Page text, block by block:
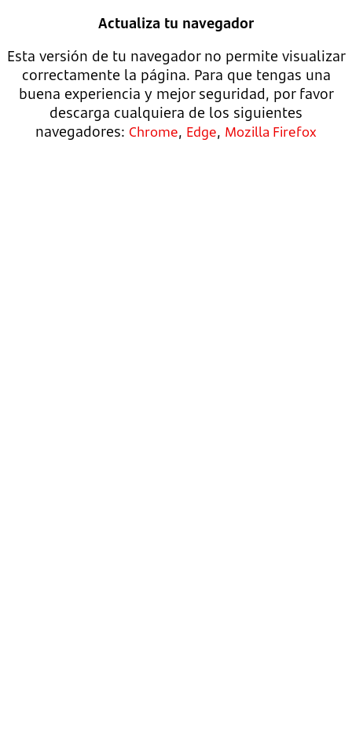
Actualiza tu navegador
Esta versión de tu navegador no permite visualizar
correctamente la página. Para que tengas una
buena experiencia y mejor seguridad, por favor
descarga cualquiera de los siguientes
navegadores: Chrome, Edge, Mozilla Firefox